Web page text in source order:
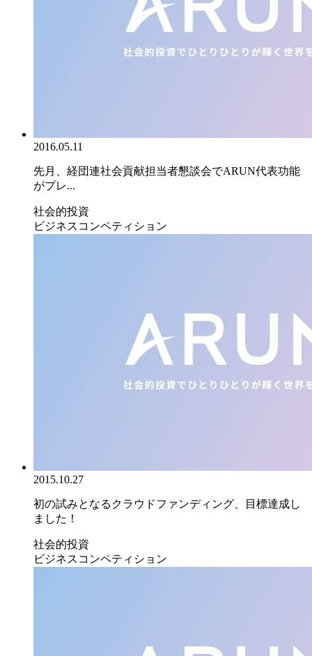
2016.05.11
先月、経団連社会貢献担当者懇談会でARUN代表功能
がプレ...
社会的投資
ビジネスコンペティション
2015.10.27
初の試みとなるクラウドファンディング、目標達成し
ました！
社会的投資
ビジネスコンペティション